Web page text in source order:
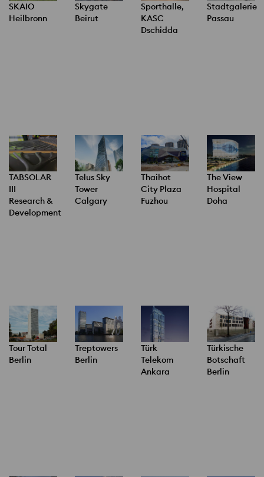
SKAIO
Heilbronn
Skygate
Beirut
Sporthalle,
KASC
Dschidda
Stadtgalerie
Passau
TABSOLAR
III
Research &
Development
Telus Sky
Tower
Calgary
Thaihot
City Plaza
Fuzhou
The View
Hospital
Doha
Tour Total
Berlin
Treptowers
Berlin
Türk
Telekom
Ankara
Türkische
Botschaft
Berlin